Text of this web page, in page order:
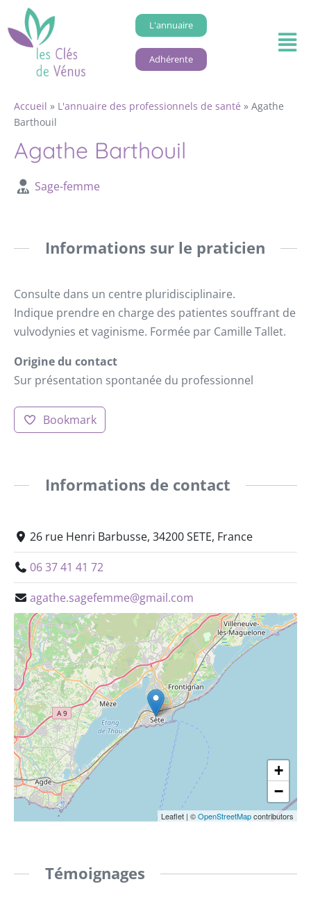
L'annuaire
Adhérente
Accueil » L'annuaire des professionnels de santé » Agathe
Barthouil
Agathe Barthouil
Sage-femme
Informations sur le praticien
Consulte dans un centre pluridisciplinaire.
Indique prendre en charge des patientes souffrant de
vulvodynies et vaginisme. Formée par Camille Tallet.
Origine du contact
Sur présentation spontanée du professionnel
Bookmark
Informations de contact
26 rue Henri Barbusse, 34200 SETE, France
06 37 41 41 72
agathe.sagefemme@gmail.com
+
−
Leaflet | ©OpenStreetMapcontributors
Témoignages